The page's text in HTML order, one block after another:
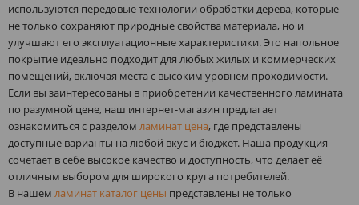
используются передовые технологии обработки дерева, которые
не только сохраняют природные свойства материала, но и
улучшают его эксплуатационные характеристики. Это напольное
покрытие идеально подходит для любых жилых и коммерческих
помещений, включая места с высоким уровнем проходимости.
Если вы заинтересованы в приобретении качественного ламината
по разумной цене, наш интернет-магазин предлагает
ознакомиться с разделом ламинат цена, где представлены
доступные варианты на любой вкус и бюджет. Наша продукция
сочетает в себе высокое качество и доступность, что делает её
отличным выбором для широкого круга потребителей.
В нашем ламинат каталог цены представлены не только